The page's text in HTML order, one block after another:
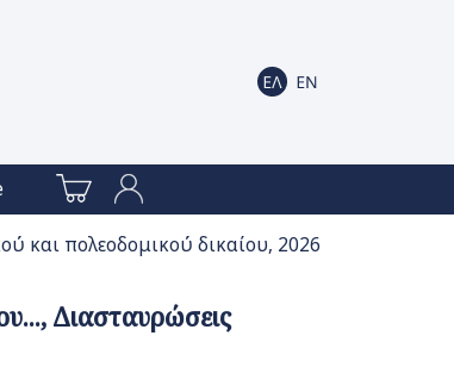
και πολεοδομικού δικαίου, 2026
Διασταυρώσεις